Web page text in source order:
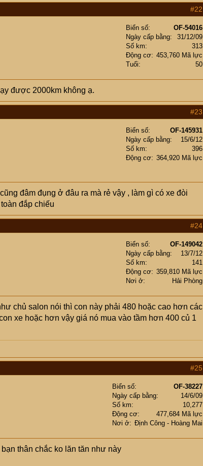
#22
Biển số
OF-54016
Ngày cấp bằng
31/12/09
Số km
313
Động cơ
453,760 Mã lực
Tuổi
50
được 2000km không ạ.
#23
Biển số
OF-145931
Ngày cấp bằng
15/6/12
Số km
396
Động cơ
364,920 Mã lực
đâm đụng ở đâu ra mà rẻ vậy , làm gì có xe đòi
đắp chiếu
#24
Biển số
OF-149042
Ngày cấp bằng
13/7/12
Số km
141
Động cơ
359,810 Mã lực
Nơi ở
Hải Phòng
chủ salon nói thì con này phải 480 hoặc cao hơn các
xe hoặc hơn vậy giá nó mua vào tầm hơn 400 củ 1
#25
Biển số
OF-38227
Ngày cấp bằng
14/6/09
Số km
10,277
Động cơ
477,684 Mã lực
Nơi ở
Định Công - Hoàng Mai
thân chắc ko lăn tăn như này